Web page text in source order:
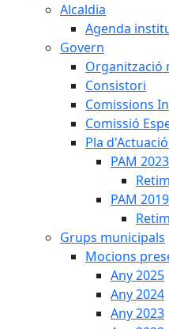
Alcaldia
Agenda
Govern
Organització
Consistori
Comissions
Comissió
Pla
PAM
PAM
Grups municipals
Mocions
Any 2025
Any 2024
Any 2023